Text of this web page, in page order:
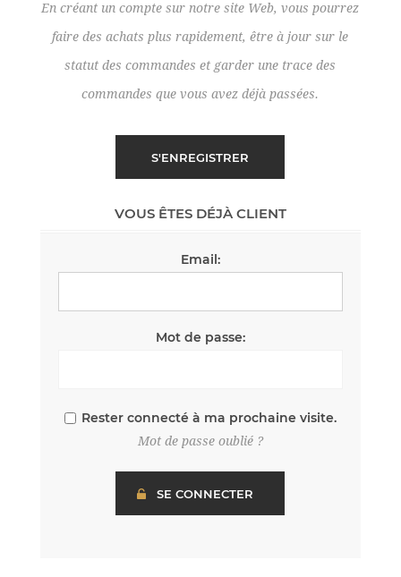
En créant un compte sur notre site Web, vous pourrez
faire des achats plus rapidement, être à jour sur le
statut des commandes et garder une trace des
commandes que vous avez déjà passées.
VOUS ÊTES DÉJÀ CLIENT
Email:
Mot de passe:
Rester connecté à ma prochaine visite.
Mot de passe oublié ?